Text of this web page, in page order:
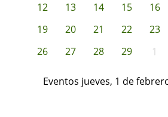
12
13 14 15 16
19
20 21 22 23
26
27 28 29 1
Eventos jueves, 1 de